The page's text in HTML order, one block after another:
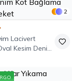
2
Lacivert
Kesim Denim